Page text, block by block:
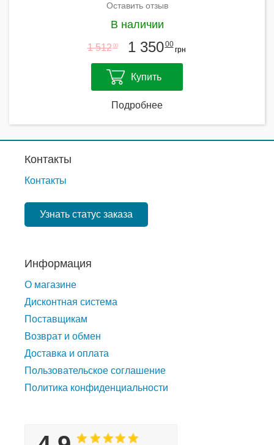
Оставить отзыв
В наличии
1 512 00 1 35000
грн
Купить
Подробнее
Контакты
Контакты
Узнать статус заказа
Информация
О магазине
Дисконтная система
Поставщикам
Возврат и обмен
Доставка и оплата
Пользовательское соглашение
Политика конфиденциальности